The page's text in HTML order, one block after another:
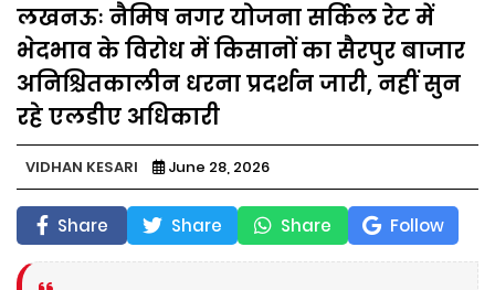
लखनऊः नैमिष नगर योजना सर्किल रेट में
भेदभाव के विरोध में किसानों का सैरपुर बाजार
अनिश्चितकालीन धरना प्रदर्शन जारी, नहीं सुन
रहे एलडीए अधिकारी
VIDHAN KESARI June 28, 2026
Share Share Share Follow